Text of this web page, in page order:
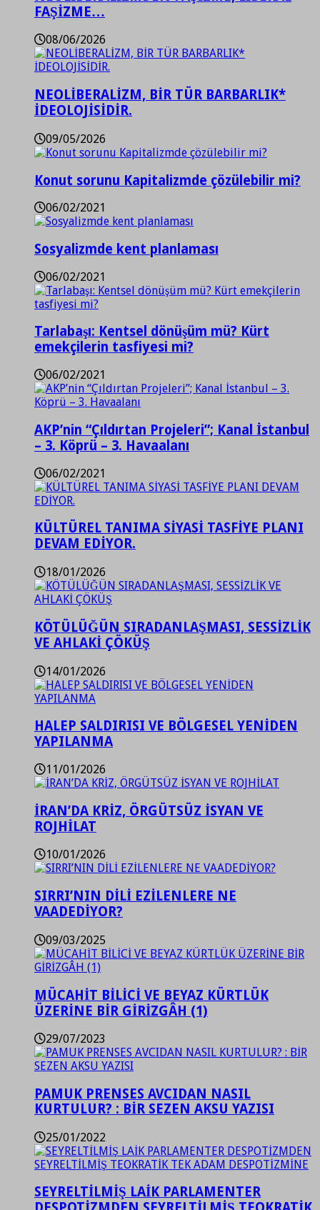
FAŞİZME…
08/06/2026
NEOLİBERALİZM, BİR TÜR BARBARLIK*
İDEOLOJİSİDİR.
09/05/2026
Konut sorunu Kapitalizmde çözülebilir mi?
06/02/2021
Sosyalizmde kent planlaması
06/02/2021
Tarlabaşı: Kentsel dönüşüm mü? Kürt
emekçilerin tasfiyesi mi?
06/02/2021
AKP’nin “Çıldırtan Projeleri”; Kanal İstanbul
– 3. Köprü – 3. Havaalanı
06/02/2021
KÜLTÜREL TANIMA SİYASİ TASFİYE PLANI
DEVAM EDİYOR.
18/01/2026
KÖTÜLÜĞÜN SIRADANLAŞMASI, SESSİZLİK
VE AHLAKİ ÇÖKÜŞ
14/01/2026
HALEP SALDIRISI VE BÖLGESEL YENİDEN
YAPILANMA
11/01/2026
İRAN’DA KRİZ, ÖRGÜTSÜZ İSYAN VE
ROJHİLAT
10/01/2026
SIRRI’NIN DİLİ EZİLENLERE NE
VAADEDİYOR?
09/03/2025
MÜCAHİT BİLİCİ VE BEYAZ KÜRTLÜK
ÜZERİNE BİR GİRİZGÂH (1)
29/07/2023
PAMUK PRENSES AVCIDAN NASIL
KURTULUR? : BİR SEZEN AKSU YAZISI
25/01/2022
SEYRELTİLMİŞ LAİK PARLAMENTER